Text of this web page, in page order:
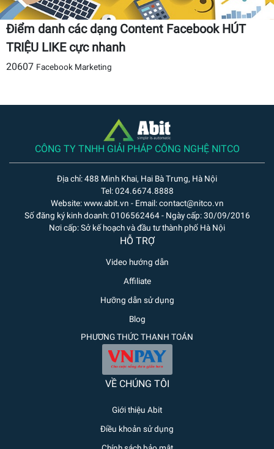
Điểm danh các dạng Content Facebook HÚT
TRIỆU LIKE cực nhanh
20607 Facebook Marketing
CÔNG TY TNHH GIẢI PHÁP CÔNG NGHỆ NITCO
Địa chỉ: 488 Minh Khai, Hai Bà Trưng, Hà Nội
Tel: 024.6674.8888
Website: www.abit.vn - Email: contact@nitco.vn
Số đăng ký kinh doanh: 0106562464 - Ngày cấp: 30/09/2016
Nơi cấp: Sở kế hoạch và đầu tư thành phố Hà Nội
HỖ TRỢ
Video hướng dẫn
Affiliate
Hưỡng dẫn sử dụng
Blog
PHƯƠNG THỨC THANH TOÁN
VỀ CHÚNG TÔI
Giới thiệu Abit
Điều khoản sử dụng